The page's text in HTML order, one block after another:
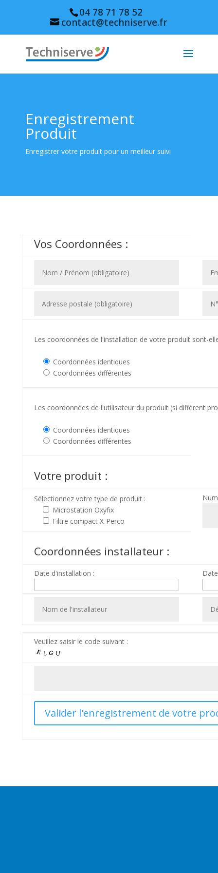
04 78 71 78 52
contact@techniserve.fr
Enregistrement
Produit
Enregistrer votre produit pour un meilleur suivi
Vos Coordonnées :
Les coordonnées de l'installation de votre produit sont-
Coordonnées identiques
Coordonnées différentes
Les coordonnées de l'utilisateur du produit (si différent
Coordonnées identiques
Coordonnées différentes
Votre produit :
Sélectionnez votre type de produit :
Microstation Oxyfix
Filtre compact X-Perco
Coordonnées installateur :
Date d'installation :
Veuillez saisir le code suivant :